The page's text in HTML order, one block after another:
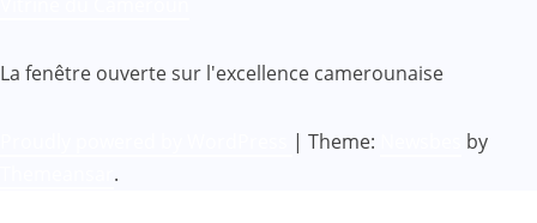
La fenêtre ouverte sur l'excellence camerounaise
| Theme:
by
.